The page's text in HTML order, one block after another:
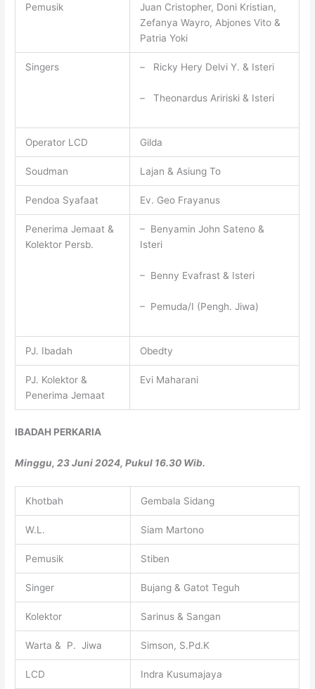
Pemusik
Juan Cristopher, Doni Kristian,
Zefanya Wayro, Abjones Vito &
Patria Yoki
Singers – Ricky Hery Delvi Y. & Isteri
– Theonardus Aririski & Isteri
Operator LCD Gilda
Soudman Lajan & Asiung To
Pendoa Syafaat Ev. Geo Frayanus
Penerima Jemaat &
Kolektor Persb.
– Benyamin John Sateno &
Isteri
– Benny Evafrast & Isteri
– Pemuda/I (Pengh. Jiwa)
PJ. Ibadah Obedty
PJ. Kolektor &
Penerima Jemaat
Evi Maharani
IBADAH PERKARIA
Minggu, 23 Juni 2024, Pukul 16.30 Wib.
Khotbah Gembala Sidang
W.L. Siam Martono
Pemusik Stiben
Singer Bujang & Gatot Teguh
Kolektor Sarinus & Sangan
Warta & P. Jiwa Simson, S.Pd.K
LCD Indra Kusumajaya